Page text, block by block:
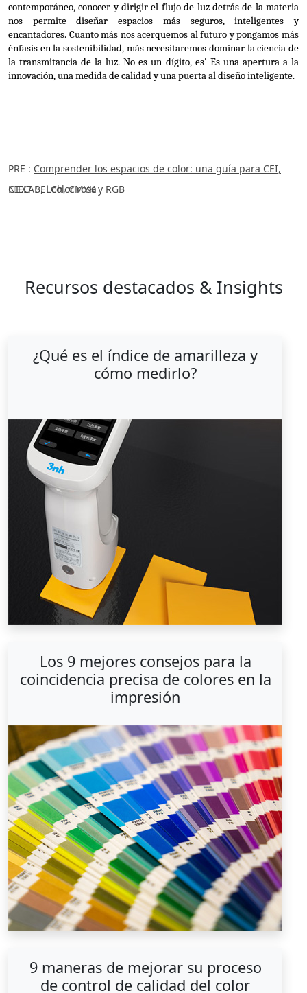
contemporáneo, conocer y dirigir el flujo de luz detrás de la materia
nos permite diseñar espacios más seguros, inteligentes y
encantadores. Cuanto más nos acerquemos al futuro y pongamos más
énfasis en la sostenibilidad, más necesitaremos dominar la ciencia de
la transmitancia de la luz. No es un dígito, es' Es una apertura a la
innovación, una medida de calidad y una puerta al diseño inteligente.
PRE : Comprender los espacios de color: una guía para CEI,
CIELAB, LCh, CMYK y RGB
NEXT :El color rosa
Recursos destacados & Insights
¿Qué es el índice de amarilleza y
cómo medirlo?
Los 9 mejores consejos para la
coincidencia precisa de colores en la
impresión
9 maneras de mejorar su proceso
de control de calidad del color